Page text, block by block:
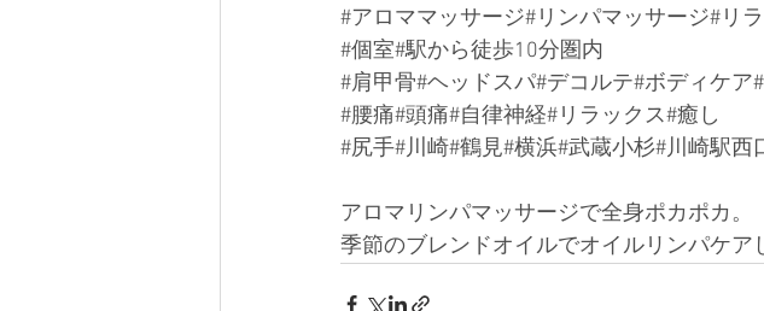
#アロママッサージ#リンパマッサージ#リ
#個室#駅から徒歩10分圏内
#肩甲骨#ヘッドスパ#デコルテ#ボディケア
#腰痛#頭痛#自律神経#リラックス#癒し
#尻手#川崎#鶴見#横浜#武蔵小杉#川崎駅西
アロマリンパマッサージで全身ポカポカ。
季節のブレンドオイルでオイルリンパケア